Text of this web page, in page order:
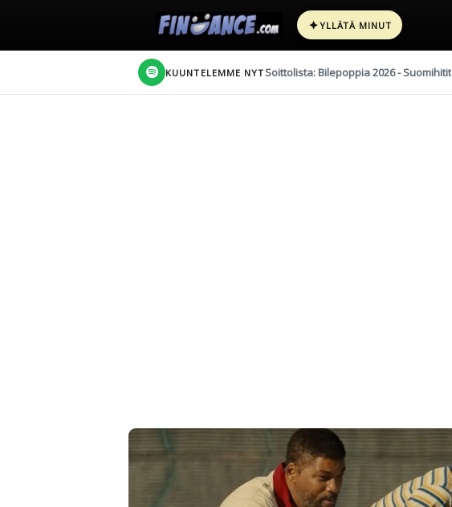
✦YLLÄTÄ MINUT
KUUNTELEMME NYT Soittolista: Bilepoppia 2026 - Suomihitit